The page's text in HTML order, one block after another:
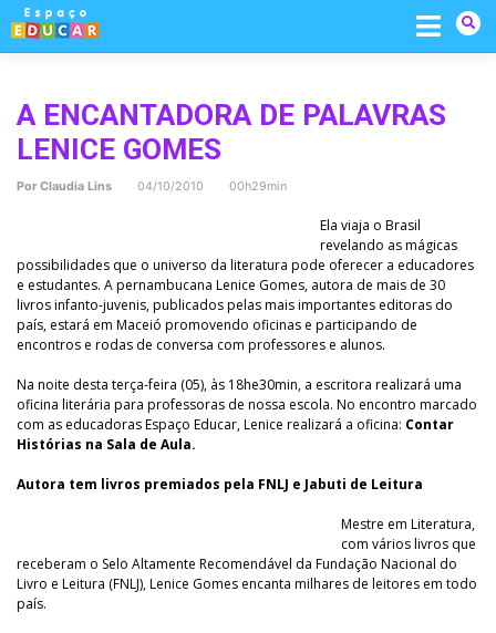
Skip
content
A ENCANTADORA DE PALAVRAS
LENICE GOMES
Por Claudia Lins 04/10/2010 00h29min
Ela viaja o Brasil
revelando as mágicas
possibilidades que o universo da literatura pode oferecer a educadores
e estudantes. A pernambucana Lenice Gomes, autora de mais de 30
livros infanto-juvenis, publicados pelas mais importantes editoras do
país, estará em Maceió promovendo oficinas e participando de
encontros e rodas de conversa com professores e alunos.
Na noite desta terça-feira (05), às 18he30min, a escritora realizará uma
oficina literária para professoras de nossa escola. No encontro marcado
com as educadoras Espaço Educar, Lenice realizará a oficina: Contar
Histórias na Sala de Aula.
Autora tem livros premiados pela FNLJ e Jabuti de Leitura
Mestre em Literatura,
com vários livros que
receberam o Selo Altamente Recomendável da Fundação Nacional do
Livro e Leitura (FNLJ), Lenice Gomes encanta milhares de leitores em todo
país.